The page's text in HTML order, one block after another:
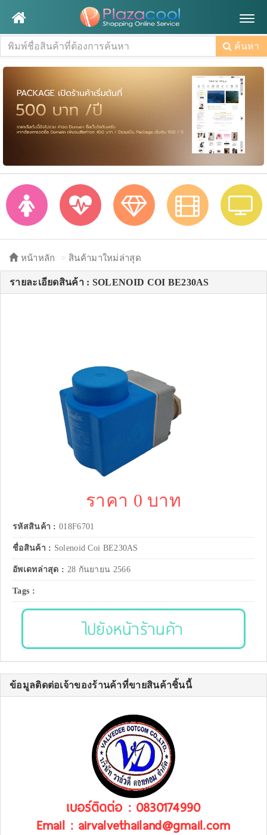
ค้นหา
หน้าหลัก สินค้ามาใหม่ล่าสุด
รายละเอียดสินค้า : SOLENOID COI BE230AS
ราคา 0 บาท
รหัสสินค้า : 018F6701
ชื่อสินค้า : Solenoid Coi BE230AS
อัพเดทล่าสุด : 28 กันยายน 2566
Tags :
ไปยังหน้าร้านค้า
ข้อมูลติดต่อเจ้าของร้านค้าที่ขายสินค้าชิ้นนี้
เบอร์ติดต่อ : 0830174990
Email : airvalvethailand@gmail.com